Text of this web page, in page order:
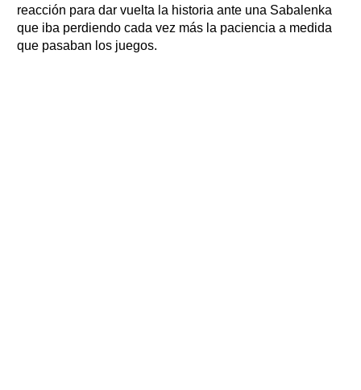
reacción para dar vuelta la historia ante una Sabalenka
que iba perdiendo cada vez más la paciencia a medida
que pasaban los juegos.